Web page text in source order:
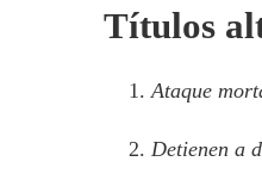
Títulos
Ataque
Detienen a